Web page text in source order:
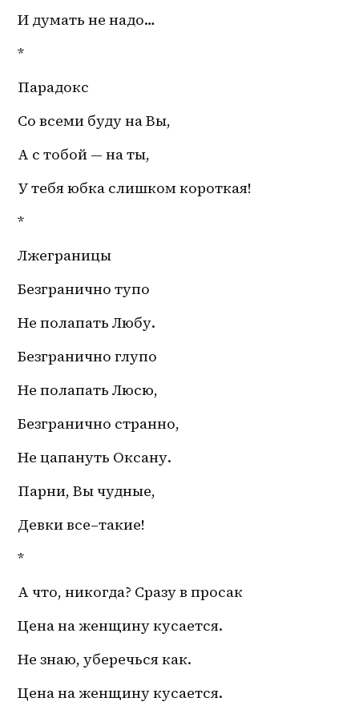
И думать не надо…
*
Парадокс
Со всеми буду на Вы,
А с тобой — на ты,
У тебя юбка слишком короткая!
*
Лжеграницы
Безгранично тупо
Не полапать Любу.
Безгранично глупо
Не полапать Люсю,
Безгранично странно,
Не цапануть Оксану.
Парни, Вы чудные,
Девки все–такие!
*
А что, никогда? Сразу в просак
Цена на женщину кусается.
Не знаю, уберечься как.
Цена на женщину кусается.